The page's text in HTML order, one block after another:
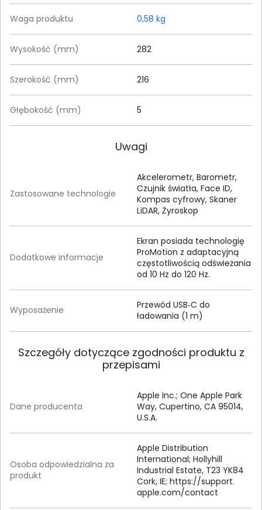
Waga produktu 0,58 kg
Wysokość (mm) 282
Szerokość (mm) 216
Głębokość (mm) 5
Uwagi
Zastosowane technologie
Akcelerometr, Barometr,
Czujnik światła, Face ID,
Kompas cyfrowy, Skaner
LiDAR, Żyroskop
Dodatkowe informacje
Ekran posiada technologię
ProMotion z adaptacyjną
częstotliwością odświeżania
od 10 Hz do 120 Hz.
Wyposażenie
Przewód USB‑C do
ładowania (1 m)
Szczegóły dotyczące zgodności produktu z
przepisami
Dane producenta
Apple Inc.; One Apple Park
Way, Cupertino, CA 95014,
U.S.A.
Osoba odpowiedzialna za
produkt
Apple Distribution
International; Hollyhill
Industrial Estate, T23 YK84
Cork, IE; https://support.
apple.com/contact